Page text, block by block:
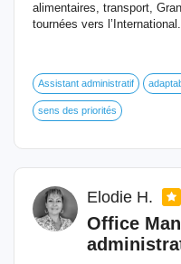
alimentaires, transport,
tournées vers
Assistant administratif
sens des priorités
Elodie H.
Office